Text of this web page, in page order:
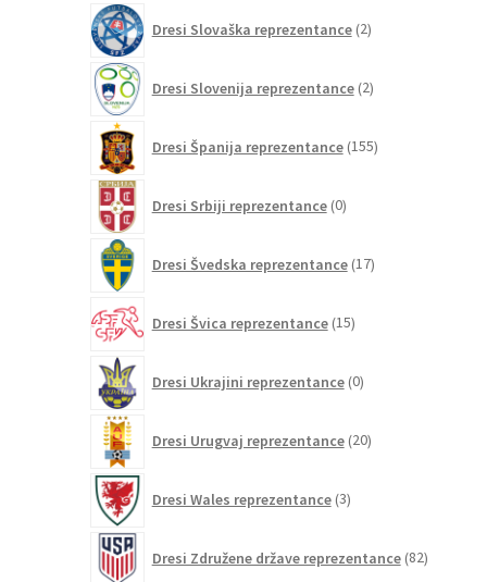
Dresi Slovaška reprezentance 2izdelka
Dresi Slovenija reprezentance 2izdelka
Dresi Španija reprezentance 155izdelkov
Dresi Srbiji reprezentance 0izdelkov
Dresi Švedska reprezentance 17izdelkov
Dresi Švica reprezentance 15izdelkov
Dresi Ukrajini reprezentance 0izdelkov
Dresi Urugvaj reprezentance 20izdelkov
Dresi Wales reprezentance 3izdelki
Dresi Združene države reprezentance 82izdelkov